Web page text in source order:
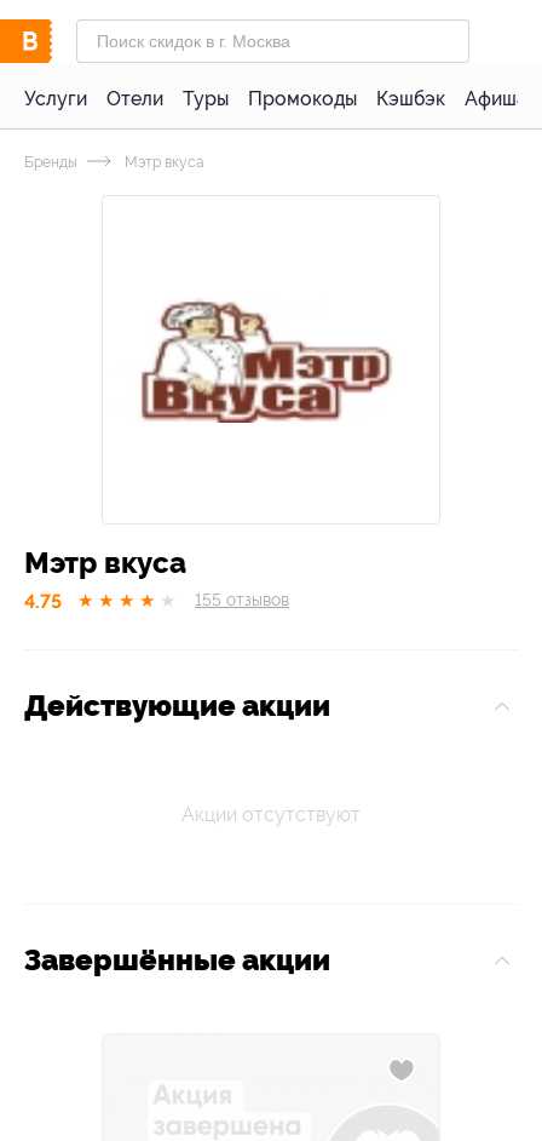
Услуги Отели Туры Промокоды Кэшбэк Афиша
Бренды Мэтр вкуса
Мэтр вкуса
4.75 ★ ★ ★ ★ ★ 155 отзывов
Действующие акции
Акции отсутствуют
Завершённые акции